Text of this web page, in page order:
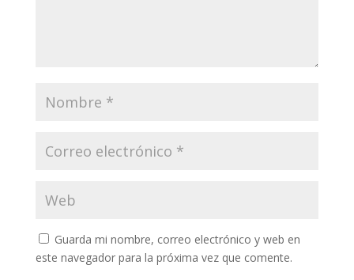
Guarda mi nombre, correo electrónico y web en
este navegador para la próxima vez que comente.